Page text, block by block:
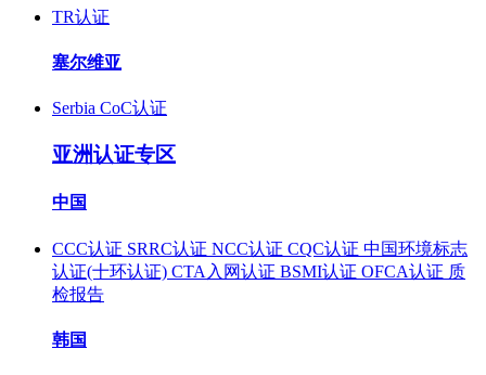
TR认证
塞尔维亚
Serbia CoC认证
亚洲认证专区
中国
CCC认证 SRRC认证 NCC认证 CQC认证 中国环境标志
认证(十环认证) CTA入网认证 BSMI认证 OFCA认证 质
检报告
韩国